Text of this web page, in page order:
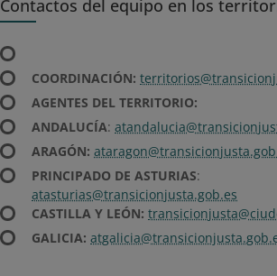
Contactos del equipo en los
COORDINACIÓN:
AGENTES DEL TERRITORIO:
ANDALUCÍA:
ARAGÓN:
PRINCIPADO DE ASTURIAS:
atasturias@transicionjusta.gob.es
CASTILLA Y LEÓN:
​GALICIA: